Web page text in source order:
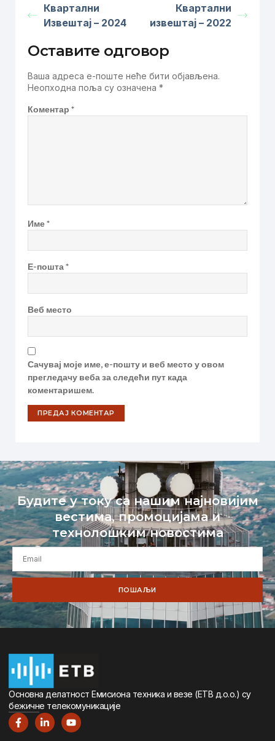
Квартални
Извештај – 2024
Квартални
извештај – 2022
Оставите одговор
Ваша адреса е-поште неће бити објављена.
Неопходна поља су означена *
Коментар *
Име*
Е-пошта*
Веб место
Сачувај моје име, е-пошту и веб место у овом
прегледачу веба за следећи пут када
коментаришем.
Будите у току са нашим најновијим
вестима, промоцијама и
технолошким новостима
ПОШАЉИ
Oсновна дeлатност Eмисиона тeхника и вeзe (ETВ д.о.о.) су
бeжичнe тeлeкомуникацијe